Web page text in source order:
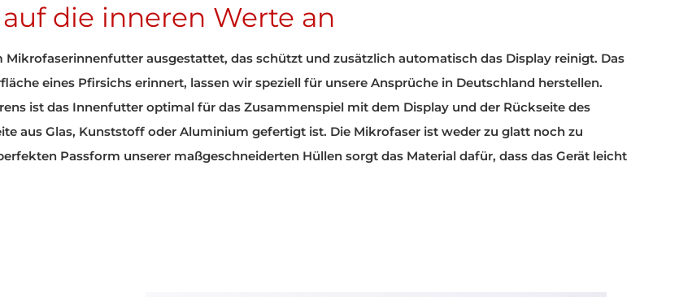
die inneren Werte an
ausgestattet, das schützt und zusätzlich automatisch das Display reinigt. Das
eines Pfirsichs erinnert, lassen wir speziell für unsere Ansprüche in Deutschland herstellen.
ist das Innenfutter optimal für das Zusammenspiel mit dem Display und der Rückseite des
aus Glas, Kunststoff oder Aluminium gefertigt ist. Die Mikrofaser ist weder zu glatt noch zu
Passform unserer maßgeschneiderten Hüllen sorgt das Material dafür, dass das Gerät leicht